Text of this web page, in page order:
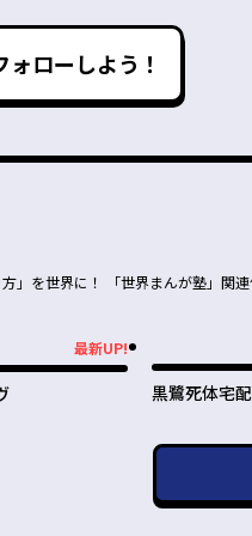
ォローしよう！
方」を世界に！ 「世界まんが塾」関
最新UP!
黒鷺死体宅